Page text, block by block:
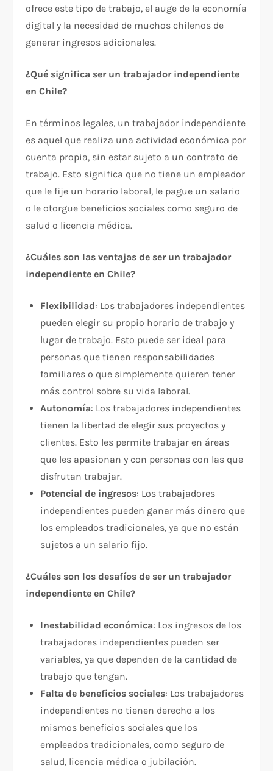
ofrece este tipo de trabajo, el auge de la economía
digital y la necesidad de muchos chilenos de
generar ingresos adicionales.
¿Qué significa ser un trabajador independiente
en Chile?
En términos legales, un trabajador independiente
es aquel que realiza una actividad económica por
cuenta propia, sin estar sujeto a un contrato de
trabajo. Esto significa que no tiene un empleador
que le fije un horario laboral, le pague un salario
o le otorgue beneficios sociales como seguro de
salud o licencia médica.
¿Cuáles son las ventajas de ser un trabajador
independiente en Chile?
Flexibilidad: Los trabajadores independientes
pueden elegir su propio horario de trabajo y
lugar de trabajo. Esto puede ser ideal para
personas que tienen responsabilidades
familiares o que simplemente quieren tener
más control sobre su vida laboral.
Autonomía: Los trabajadores independientes
tienen la libertad de elegir sus proyectos y
clientes. Esto les permite trabajar en áreas
que les apasionan y con personas con las que
disfrutan trabajar.
Potencial de ingresos: Los trabajadores
independientes pueden ganar más dinero que
los empleados tradicionales, ya que no están
sujetos a un salario fijo.
¿Cuáles son los desafíos de ser un trabajador
independiente en Chile?
Inestabilidad económica: Los ingresos de los
trabajadores independientes pueden ser
variables, ya que dependen de la cantidad de
trabajo que tengan.
Falta de beneficios sociales: Los trabajadores
independientes no tienen derecho a los
mismos beneficios sociales que los
empleados tradicionales, como seguro de
salud, licencia médica o jubilación.